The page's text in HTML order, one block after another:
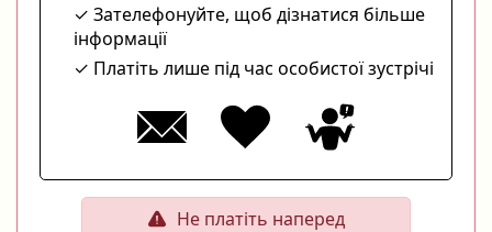
Зателефонуйте, щоб дізнатися більше
інформації
Платіть лише під час особистої зустрічі
Не платіть наперед